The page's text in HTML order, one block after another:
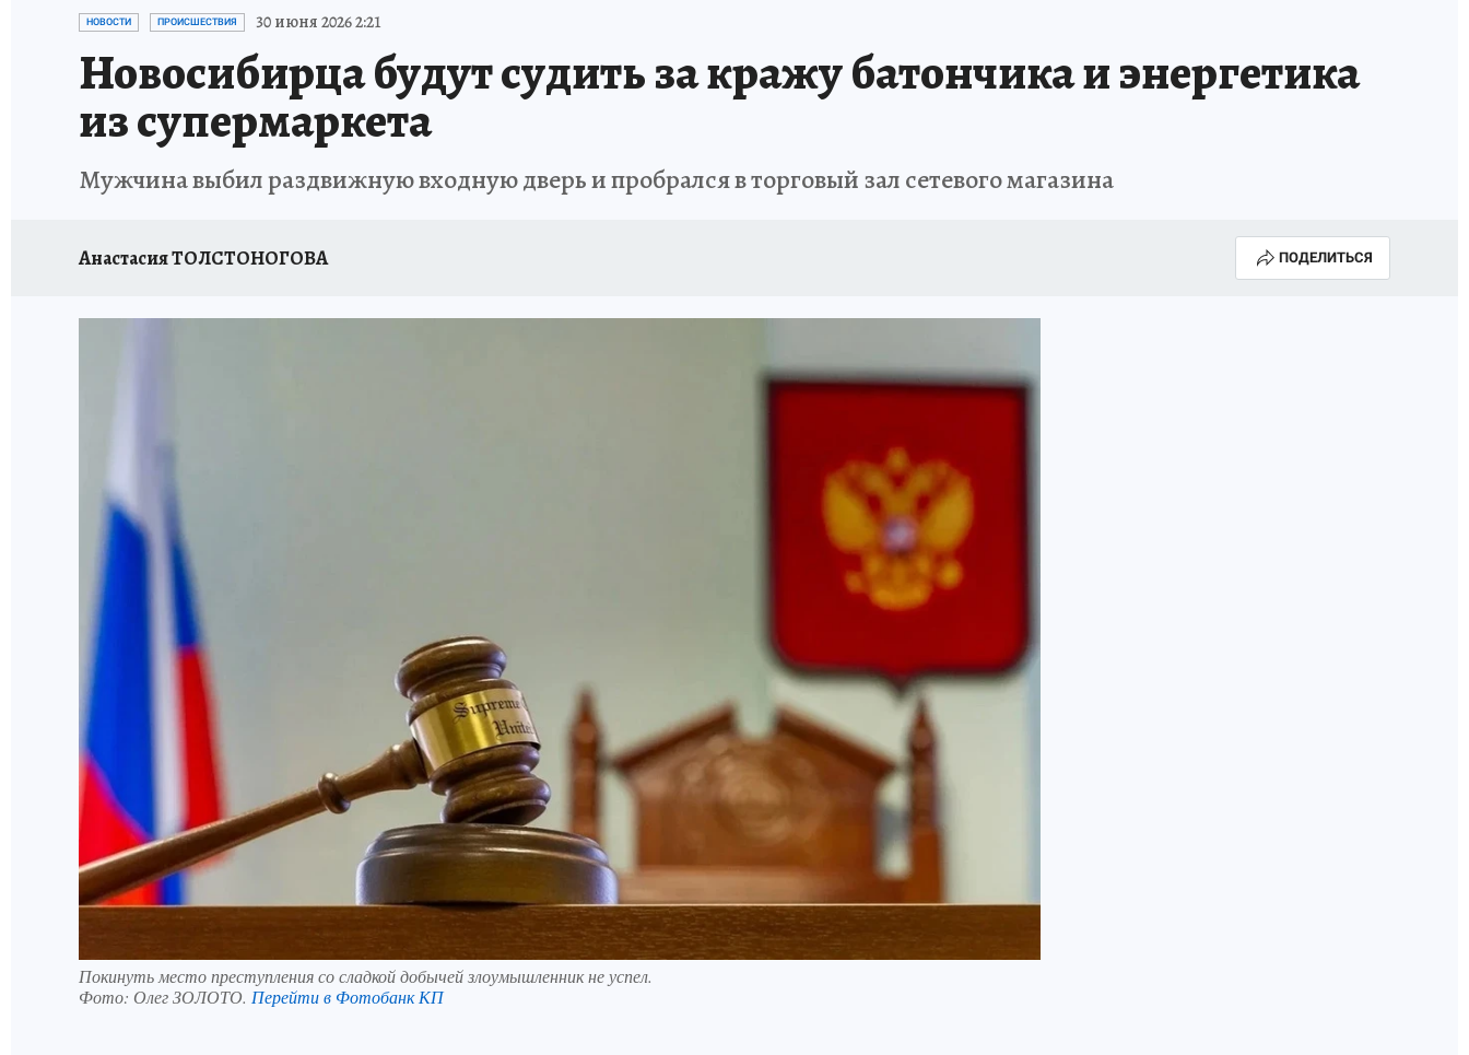
ОТДЫХ В РОССИИ ЗАПОВЕДНАЯ РОССИЯ
НОВОСТИ ПРОИСШЕСТВИЯ 30 июня 2026 2:21
Новосибирца будут судить за кражу батончика и энергетика
из супермаркета
Мужчина выбил раздвижную входную дверь и пробрался в торговый зал сетевого магазина
Анастасия ТОЛСТОНОГОВА ПОДЕЛИТЬСЯ
Покинуть место преступления со сладкой добычей злоумышленник не успел.
Фото: Олег ЗОЛОТО. Перейти в Фотобанк КП